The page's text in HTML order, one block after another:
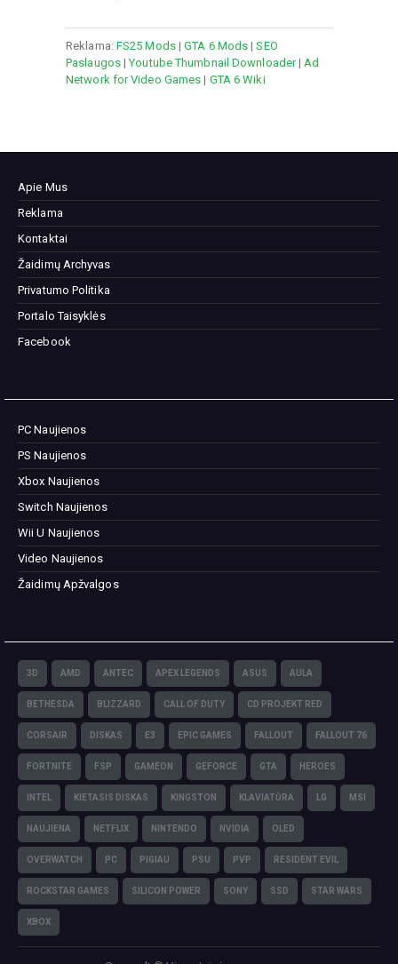
Reklama: FS25 Mods|GTA 6 Mods |SEO
Paslaugos|Youtube Thumbnail Downloader| Ad
Network for Video Games | GTA 6 Wiki
Apie Mus
Reklama
Kontaktai
Žaidimų Archyvas
Privatumo Politika
Portalo Taisyklės
Facebook
PC Naujienos
PS Naujienos
Xbox Naujienos
Switch Naujienos
Wii U Naujienos
Video Naujienos
Žaidimų Apžvalgos
3D AMD ANTEC APEX LEGENDS ASUS AULA
BETHESDA BLIZZARD CALL OF DUTY CD PROJEKT RED
CORSAIR DISKAS E3 EPIC GAMES FALLOUT FALLOUT 76
FORTNITE FSP GAMEON GEFORCE GTA HEROES
INTEL KIETASIS DISKAS KINGSTON KLAVIATŪRA LG MSI
NAUJIENA NETFLIX NINTENDO NVIDIA OLED
OVERWATCH PC PIGIAU PSU PVP RESIDENT EVIL
ROCKSTAR GAMES SILICON POWER SONY SSD STAR WARS
XBOX